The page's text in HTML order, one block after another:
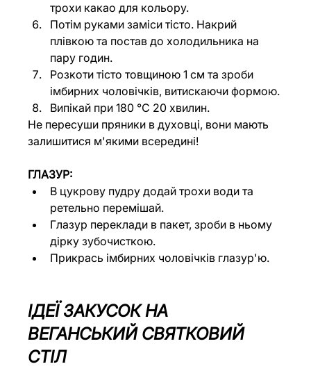
трохи какао для кольору.
Потім руками заміси тісто. Накрий
плівкою та постав до холодильника на
пару годин.
Розкоти тісто товщиною 1 см та зроби
імбирних чоловічків, витискаючи формою.
Випікай при 180 ℃ 20 хвилин.
Не пересуши пряники в духовці, вони мають
залишитися м'якими всередині!
ГЛАЗУР:
В цукрову пудру додай трохи води та
ретельно перемішай.
Глазур переклади в пакет, зроби в ньому
дірку зубочисткою.
Прикрась імбирних чоловічків глазур'ю.
ІДЕЇ ЗАКУСОК НА
ВЕГАНСЬКИЙ СВЯТКОВИЙ
СТІЛ